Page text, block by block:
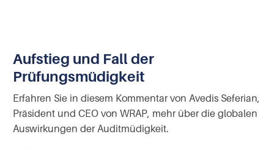
Aufstieg und Fall der
Prüfungsmüdigkeit
Erfahren Sie in diesem Kommentar von Avedis Seferian,
Präsident und CEO von WRAP, mehr über die globalen
Auswirkungen der Auditmüdigkeit.